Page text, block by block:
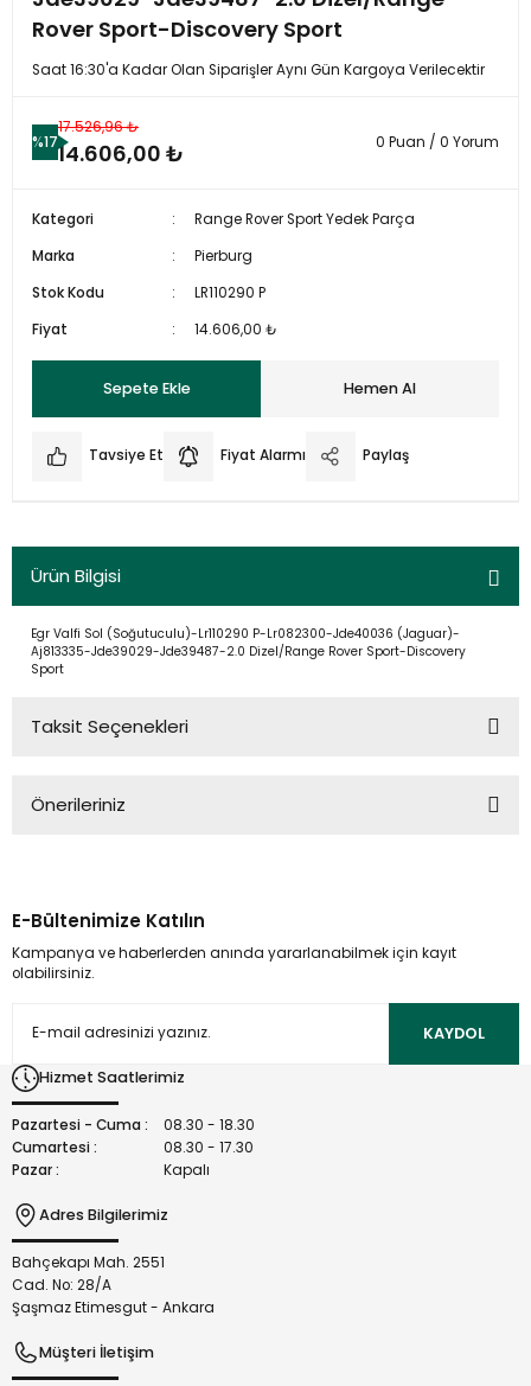
Rover Sport-Discovery Sport
Saat 16:30'a Kadar Olan Siparişler Aynı Gün Kargoya Verilecektir
%17
17.526,96 ₺
14.606,00 ₺ 0 Puan / 0 Yorum
Kategori
Range Rover Sport Yedek Parça
Marka
Pierburg
Stok Kodu
LR110290 P
Fiyat
14.606,00 ₺
Sepete Ekle Hemen Al
Tavsiye Et Fiyat Alarmı Paylaş
Ürün Bilgisi
Egr Valfi Sol (Soğutuculu)-Lr110290 P-Lr082300-Jde40036 (Jaguar)-
Aj813335-Jde39029-Jde39487-2.0 Dizel/Range Rover Sport-Discovery
Sport
Taksit Seçenekleri
Önerileriniz
kullanarak tarafımıza iletebilirsiniz.
Görüş ve önerileriniz için teşekkür ederiz.
Ürün açıklamasında eksik bilgiler bulunuyor.
Bu ürüne benzer farklı alternatifler olmalı.
E-Bültenimize Katılın
Kampanya ve haberlerden anında yararlanabilmek için kayıt
olabilirsiniz.
KAYDOL
Hizmet Saatlerimiz
Pazartesi - Cuma :
08.30 - 18.30
Cumartesi :
08.30 - 17.30
Pazar :
Kapalı
Adres Bilgilerimiz
Bahçekapı Mah. 2551
Cad. No: 28/A
Şaşmaz Etimesgut - Ankara
Müşteri İletişim